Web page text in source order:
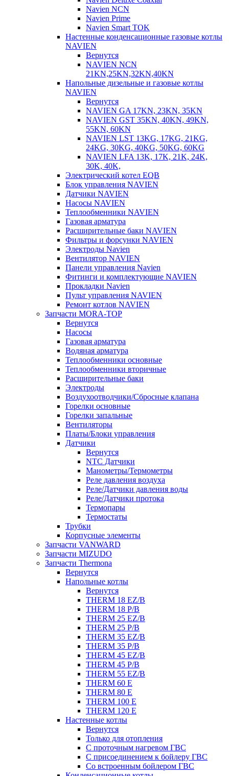
Navien NCN
Navien Prime
Navien Smart TOK
Настенные конденсационные газовые котлы
NAVIEN
Вернутся
NAVIEN NCN
21KN,25KN,32KN,40KN
Напольные дизельные и газовые котлы
NAVIEN
Вернутся
NAVIEN GA 17KN, 23KN, 35KN
NAVIEN GST 35KN, 40KN, 49KN,
55KN, 60KN
NAVIEN LST 13KG, 17KG, 21KG,
24KG, 30KG, 40KG, 50KG, 60KG
NAVIEN LFA 13K, 17K, 21K, 24K,
30K, 40K,
Электрический котел EQB
Блок управления NAVIEN
Датчики NAVIEN
Насосы NAVIEN
Теплообменники NAVIEN
Газовая арматура
Расширительные баки NAVIEN
Фильтры и форсунки NAVIEN
Электроды Navien
Вентилятор NAVIEN
Панели управления Navien
Фитинги и комплектующие NAVIEN
Прокладки Navien
Пульт управления NAVIEN
Ремонт котлов NAVIEN
Запчасти MORA-TOP
Вернутся
Насосы
Газовая арматура
Водяная арматура
Теплообменники основные
Теплообменники вторичные
Расширительные баки
Электроды
Воздухоотводчики/Сбросные клапана
Горелки основные
Горелки запальные
Вентиляторы
Платы/Блоки управления
Датчики
Вернутся
NTC Датчики
Манометры/Термометры
Реле давления воздуха
Реле/Датчики давления воды
Реле/Датчики протока
Термопары
Термостаты
Трубки
Корпусные элементы
Запчасти VANWARD
Запчасти MIZUDO
Запчасти Thermona
Вернутся
Напольные котлы
Вернутся
THERM 18 EZ/B
THERM 18 P/B
THERM 25 EZ/B
THERM 25 P/B
THERM 35 EZ/B
THERM 35 P/B
THERM 45 EZ/B
THERM 45 P/B
THERM 55 EZ/B
THERM 60 E
THERM 80 E
THERM 100 E
THERM 120 E
Настенные котлы
Вернутся
Только для отопления
С проточным нагревом ГВС
С присоединением к бойлеру ГВС
Со встроенным бойлером ГВС